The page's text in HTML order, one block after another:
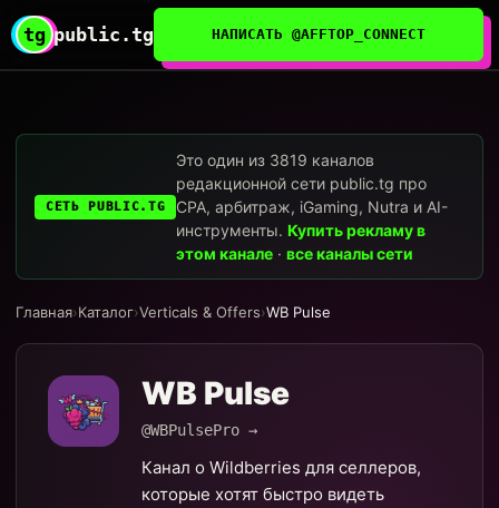
tg public.tg НАПИСАТЬ @AFFTOP_CONNECT
СЕТЬ PUBLIC.TG
Это один из 3819 каналов
редакционной сети public.tg про
CPA, арбитраж, iGaming, Nutra и AI-
инструменты.Купить рекламу в
этом канале ·все каналы сети
Главная›Каталог›Verticals & Offers›WB Pulse
WB Pulse
@WBPulsePro →
Канал о Wildberries для селлеров,
которые хотят быстро видеть